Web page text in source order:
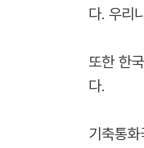
다. 우리
또한 한
다.
기축통